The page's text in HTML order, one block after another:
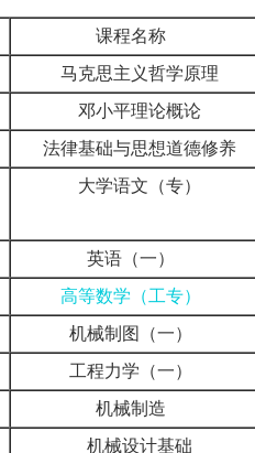
课程名称
马克思主义哲学原理
邓小平理论概论
法律基础与思想道德修养
大学语文（专）
英语（一）
高等数学（工专）
机械制图（一）
工程力学（一）
机械制造
机械设计基础